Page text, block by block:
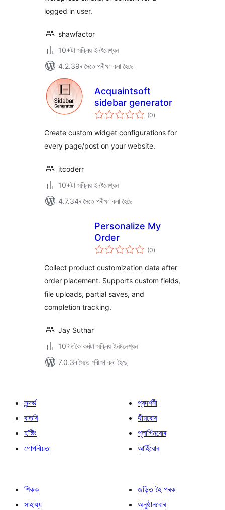
logged in user.
shawfactor
10+টা সক্ৰিয় ইনষ্টলেশ্যন
4.2.39ৰ সৈতে পৰীক্ষা কৰা হৈছে
Acquaintsoft
sidebar generator
(0টা
মুঠ)
Create custom widget configurations for
every page/post on your website.
itcoderr
10+টা সক্ৰিয় ইনষ্টলেশ্যন
4.7.34ৰ সৈতে পৰীক্ষা কৰা হৈছে
Personalize My
Order
(0টা
মুঠ)
Collect product customization data after
order placement. Supports custom fields,
file uploads, partial saves, and
completion tracking.
Jay Suthar
10টাতকৈ কমটা সক্ৰিয় ইনষ্টলেশ্যন
7.0.3ৰ সৈতে পৰীক্ষা কৰা হৈছে
সন্দৰ্ভ
বাতৰি
হ’ষ্টিং
গোপনীয়তা
প্ৰদৰ্শনী
থীমবোৰ
প্লাগিনবোৰ
আৰ্হিবোৰ
শিকক
সাহায্য
জড়িত হৈ পৰক
অনুষ্ঠানবোৰ